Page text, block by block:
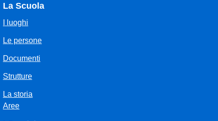
La Scuola
I luoghi
Le persone
Documenti
Strutture
La storia
Aree